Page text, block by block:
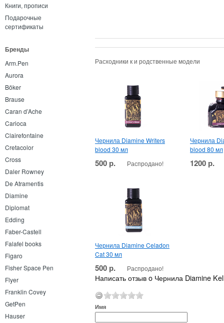
Книги, прописи
Подарочные
сертификаты
Бренды
Arm.Pen
Aurora
Böker
Brause
Caran d’Ache
Carioca
Clairefontaine
Cretacolor
Cross
Daler Rowney
De Atramentis
Diamine
Diplomat
Edding
Faber-Castell
Falafel books
Figaro
Fisher Space Pen
Flyer
Franklin Covey
GetPen
Hauser
Расходники к и родственные модели
Чернила Diamine Writers
blood 30 мл
500 р. Распродано!
Чернила
blood 80 мл
1200 р.
Чернила Diamine Celadon
Cat 30 мл
500 р. Распродано!
Написать отзыв o Чернила Diamine
Имя